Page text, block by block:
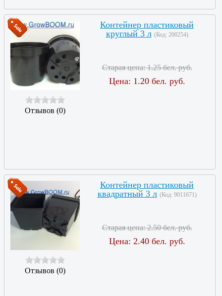
Отзывов (0)
Контейнер пластиковый
круглый 3 л (Код: 200254)
Старая цена:1.25 бел. руб.
Цена: 1.20 бел. руб.
Отзывов (0)
Контейнер пластиковый
квадратный 3 л (Код: 9011671)
Старая цена:2.50 бел. руб.
Цена: 2.40 бел. руб.